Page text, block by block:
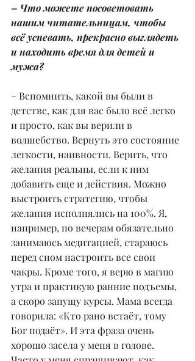
– Что можете посоветовать
нашим читательницам, чтобы
всё успевать, прекрасно выглядеть
и находить время для детей и
мужа?
– Вспомнить, какой вы были в
детстве, как для вас было всё легко
и просто, как вы верили в
волшебство. Вернуть это состояние
легкости, наивности. Верить, что
желания реальны, если к ним
добавить еще и действия. Можно
выстроить стратегию, чтобы
желания исполнялись на 100%. Я,
например, по вечерам обязательно
занимаюсь медитацией, стараюсь
перед сном настроить все свои
чакры. Кроме того, я верю в магию
утра и практикую ранние подъемы,
а скоро запущу курсы. Мама всегда
говорила: «Кто рано встаёт, тому
Бог подаёт». И эта фраза очень
хорошо засела у меня в голове.